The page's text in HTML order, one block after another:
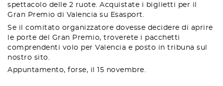
spettacolo delle 2 ruote. Acquistate i biglietti per il
Gran Premio di Valencia su Esasport.
Se il comitato organizzatore dovesse decidere di aprire
le porte del Gran Premio, troverete i pacchetti
comprendenti volo per Valencia e posto in tribuna sul
nostro sito.
Appuntamento, forse, il 15 novembre.